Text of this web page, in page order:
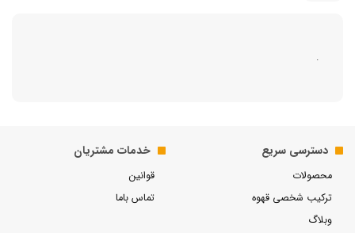
.
دسترسی سریع
محصولات
ترکیب شخصی قهوه
وبلاگ
خدمات مشتریان
قوانین
تماس باما